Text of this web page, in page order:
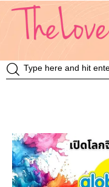
Knowledge
Insurance